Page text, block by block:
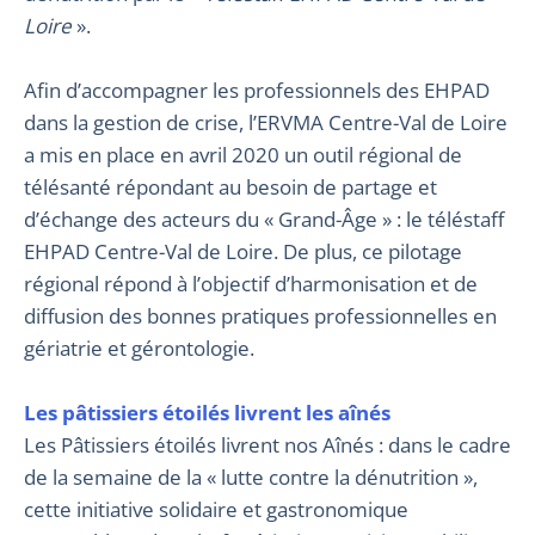
Loire».
Afin d’accompagner les professionnels des EHPAD
dans la gestion de crise, l’ERVMA Centre-Val de Loire
a mis en place en avril 2020 un outil régional de
télésanté répondant au besoin de partage et
d’échange des acteurs du « Grand-Âge » : le téléstaff
EHPAD Centre-Val de Loire. De plus, ce pilotage
régional répond à l’objectif d’harmonisation et de
diffusion des bonnes pratiques professionnelles en
gériatrie et gérontologie.
Les pâtissiers étoilés livrent les aînés
Les Pâtissiers étoilés livrent nos Aînés : dans le cadre
de la semaine de la « lutte contre la dénutrition »,
cette initiative solidaire et gastronomique